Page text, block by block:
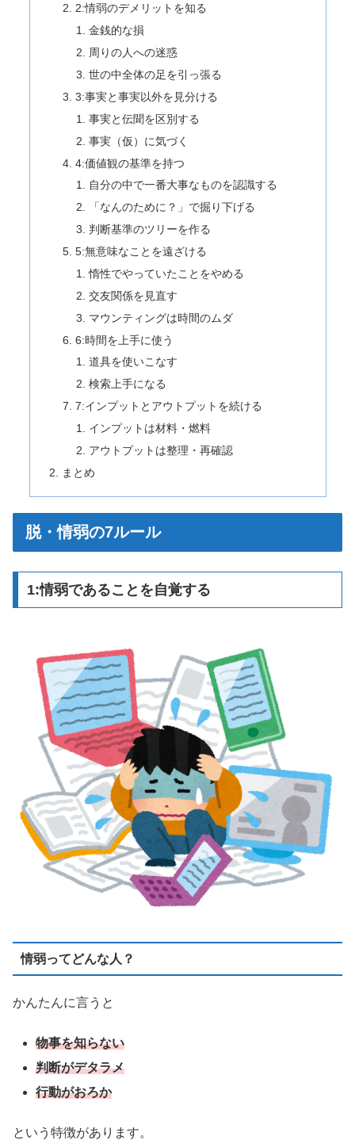
2:情弱のデメリットを知る
金銭的な損
周りの人への迷惑
世の中全体の足を引っ張る
3:事実と事実以外を見分ける
事実と伝聞を区別する
事実（仮）に気づく
4:価値観の基準を持つ
自分の中で一番大事なものを認識する
「なんのために？」で掘り下げる
判断基準のツリーを作る
5:無意味なことを遠ざける
惰性でやっていたことをやめる
交友関係を見直す
マウンティングは時間のムダ
6:時間を上手に使う
道具を使いこなす
検索上手になる
7:インプットとアウトプットを続ける
インプットは材料・燃料
アウトプットは整理・再確認
まとめ
脱・情弱の7ルール
1:情弱であることを自覚する
情弱ってどんな人？
かんたんに言うと
物事を知らない
判断がデタラメ
行動がおろか
という特徴があります。